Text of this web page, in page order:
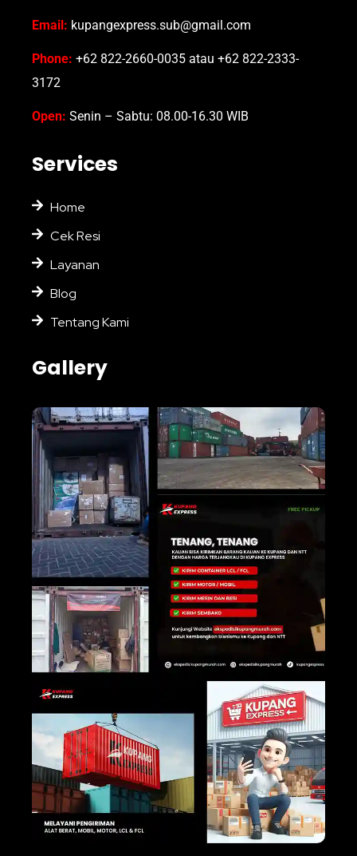
Email: kupangexpress.sub@gmail.com
Phone: +62 822-2660-0035 atau +62 822-2333-
3172
Open: Senin – Sabtu: 08.00-16.30 WIB
Services
Home
Cek Resi
Layanan
Blog
Tentang Kami
Gallery